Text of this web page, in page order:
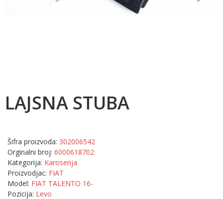
LAJSNA STUBA
Šifra proizvoda: 302006542
Orginalni broj: 6000618702
Kategorija: Karoserija
Proizvodjac: FIAT
Model: FIAT TALENTO 16-
Pozicija: Levo